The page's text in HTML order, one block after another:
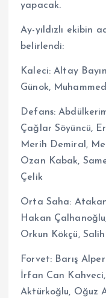
yapacak.
Ay-yıldızlı ekibin
belirlendi:
Kaleci: Altay
Günok,
Defans:
Çağlar Söyüncü,
Merih Demiral,
Ozan Kabak,
Çelik
Orta Saha:
Hakan
Orkun Kökçü,
Forvet: Barış
İrfan Can Kahveci,
Aktürkoğlu, Oğuz